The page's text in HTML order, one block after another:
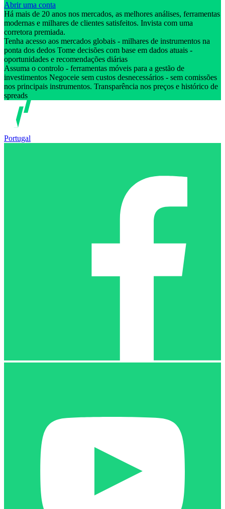
Abrir uma conta
Há mais de 20 anos nos mercados, as melhores análises, ferramentas
modernas e milhares de clientes satisfeitos. Invista com uma
corretora premiada.
Tenha acesso aos mercados globais - milhares de instrumentos na
ponta dos dedos Tome decisões com base em dados atuais -
oportunidades e recomendações diárias
Assuma o controlo - ferramentas móveis para a gestão de
investimentos Negoceie sem custos desnecessários - sem comissões
nos principais instrumentos. Transparência nos preços e histórico de
spreads
Portugal